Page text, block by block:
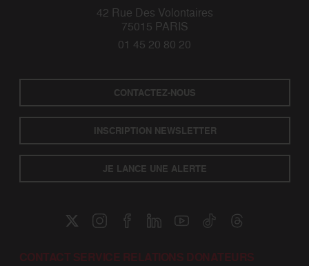
42 Rue Des Volontaires
75015 PARIS
01 45 20 80 20
CONTACTEZ-NOUS
INSCRIPTION NEWSLETTER
JE LANCE UNE ALERTE
CONTACT SERVICE RELATIONS DONATEURS